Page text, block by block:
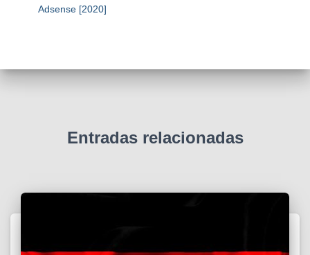
Adsense [2020]
Entradas relacionadas